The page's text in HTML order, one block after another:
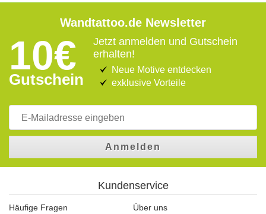
Wandtattoo.de Newsletter
10€
Gutschein
Jetzt anmelden und Gutschein
erhalten!
Neue Motive entdecken
exklusive Vorteile
Anmelden
Kundenservice
Häufige Fragen
Über uns